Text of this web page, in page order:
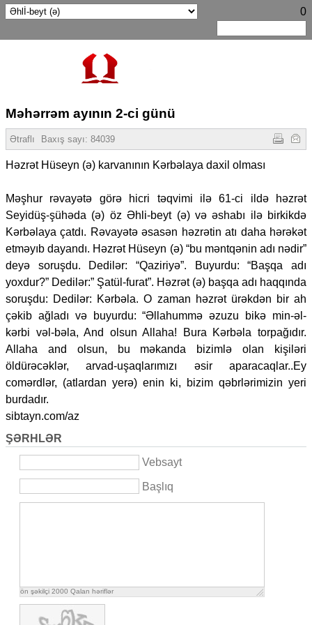
0
Məhərrəm ayının 2-ci günü
Ətraflı Baxış sayı: 84039
Həzrət Hüseyn (ə) karvanının Kərbəlaya daxil olması
Məşhur rəvayətə görə hicri təqvimi ilə 61-ci ildə həzrət
Seyidüş-şühəda (ə) öz Əhli-beyt (ə) və əshabı ilə birkikdə
Kərbəlaya çatdı. Rəvayətə əsasən həzrətin atı daha hərəkət
etməyıb dayandı. Həzrət Hüseyn (ə) “bu məntqənin adı nədir”
deyə soruşdu. Dedilər: “Qaziriyə”. Buyurdu: “Başqa adı
yoxdur?” Dedilər:” Şatül-furat”. Həzrət (ə) başqa adı haqqında
soruşdu: Dedilər: Kərbəla. O zaman həzrət ürəkdən bir ah
çəkib ağladı və buyurdu: “Əllahummə əzuzu bikə min-əl-
kərbi vəl-bəla, And olsun Allaha! Bura Kərbəla torpağıdır.
Allaha and olsun, bu məkanda bizimlə olan kişiləri
öldürəcəklər, arvad-uşaqlarımızı əsir aparacaqlar..Ey
comərdlər, (atlardan yerə) enin ki, bizim qəbrlərimizin yeri
burdadır.
sibtayn.com/az
ŞƏRHLƏR
Vebsayt
Başlıq
ön şəkilçi 2000 Qalan həriflər